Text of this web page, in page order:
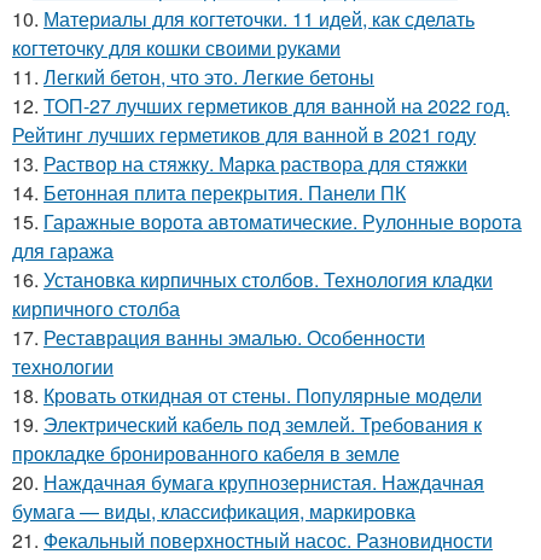
10. Материалы для когтеточки. 11 идей, как сделать
когтеточку для кошки своими руками
11. Легкий бетон, что это. Легкие бетоны
12. ТОП-27 лучших герметиков для ванной на 2022 год.
Рейтинг лучших герметиков для ванной в 2021 году
13. Раствор на стяжку. Марка раствора для стяжки
14. Бетонная плита перекрытия. Панели ПК
15. Гаражные ворота автоматические. Рулонные ворота
для гаража
16. Установка кирпичных столбов. Технология кладки
кирпичного столба
17. Реставрация ванны эмалью. Особенности
технологии
18. Кровать откидная от стены. Популярные модели
19. Электрический кабель под землей. Требования к
прокладке бронированного кабеля в земле
20. Наждачная бумага крупнозернистая. Наждачная
бумага — виды, классификация, маркировка
21. Фекальный поверхностный насос. Разновидности